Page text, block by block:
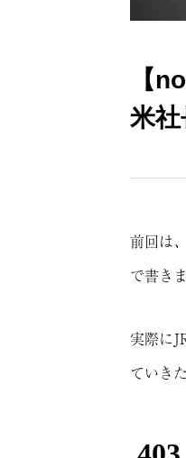
【
米社
前回は
で書き
実際に
ていき